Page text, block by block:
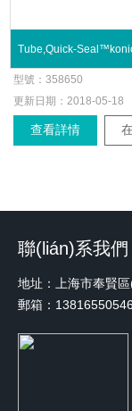
型號：358650
更新日期：2018-05-18
查看詳情
聯(lián)系我們
郵箱：